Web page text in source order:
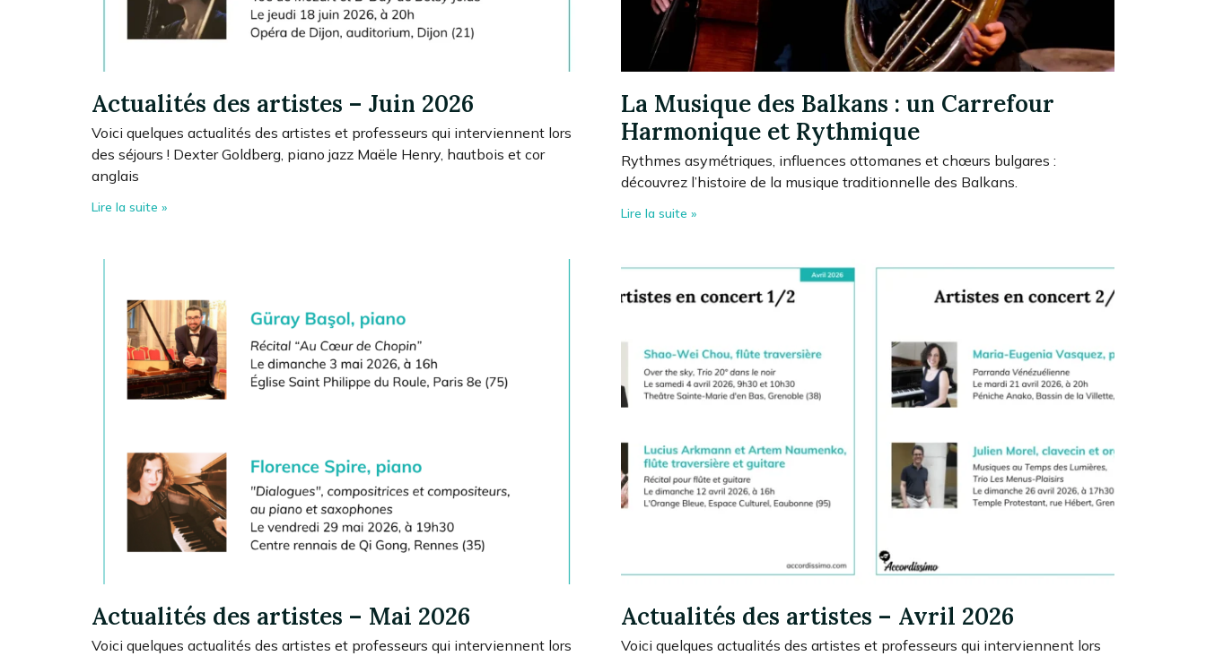
Actualités des artistes – Juin 2026
Voici quelques actualités des artistes et professeurs qui interviennent lors
des séjours ! Dexter Goldberg, piano jazz Maële Henry, hautbois et cor
anglais
Lire la suite »
La Musique des Balkans : un Carrefour
Harmonique et Rythmique
Rythmes asymétriques, influences ottomanes et chœurs bulgares :
découvrez l’histoire de la musique traditionnelle des Balkans.
Lire la suite »
Actualités des artistes – Mai 2026
Voici quelques actualités des artistes et professeurs qui interviennent lors
Actualités des artistes – Avril 2026
Voici quelques actualités des artistes et professeurs qui interviennent lors